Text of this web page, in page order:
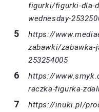
figurki/figurki-dla-
wednesday-
https://
zabawki/zabawka-
253254005
https://
raczka-figurka-
https://inuki.pl/